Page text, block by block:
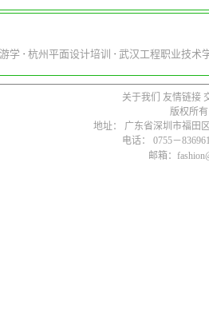
学 · 杭州平面设计培训 · 武汉工程职业技术
关于我们 友情链接
版权所
地址： 广东省深圳市福田
电话： 0755－
邮箱：